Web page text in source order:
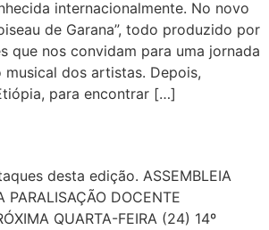
internacionalmente. No novo
de Garana”, todo produzido por
que nos convidam para uma jornada
musical dos artistas. Depois,
para encontrar […]
desta edição. ASSEMBLEIA
PARALISAÇÃO DOCENTE
QUARTA-FEIRA (24) 14º